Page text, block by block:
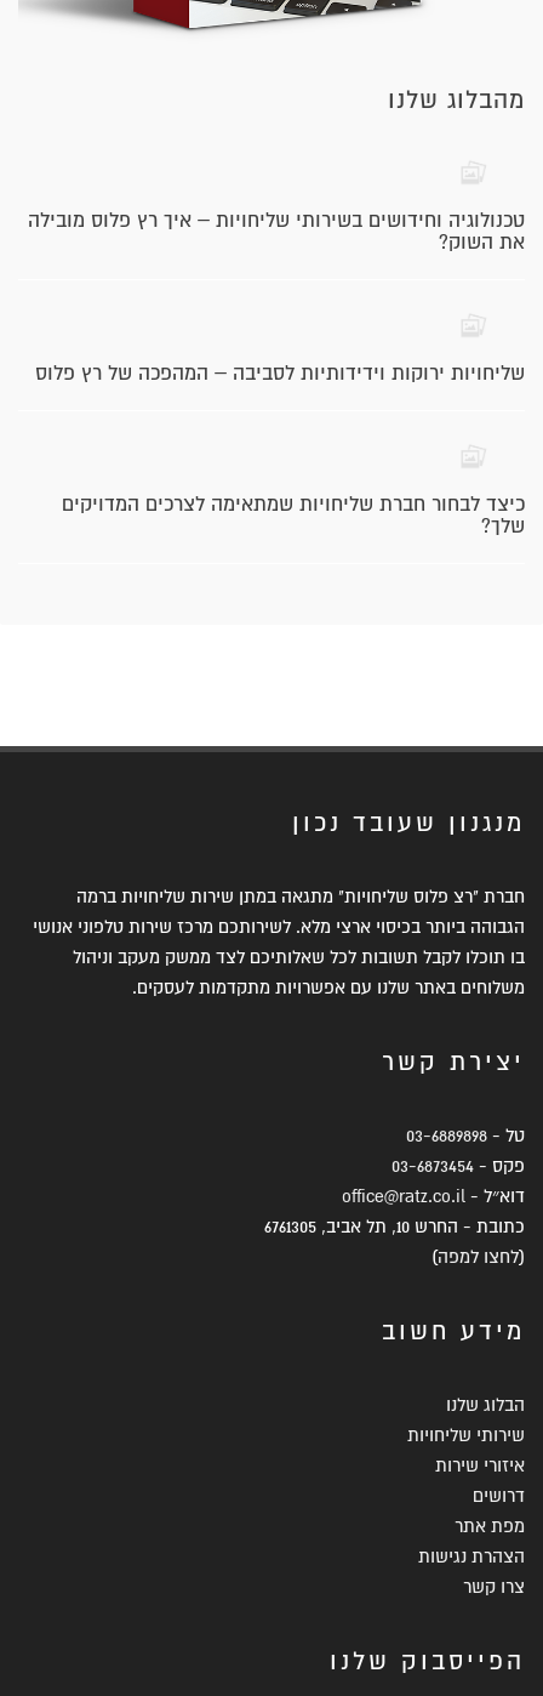
מהבלוג שלנו
טכנולוגיה וחידושים בשירותי שליחויות – איך רץ פלוס מובילה
את השוק?
שליחויות ירוקות וידידותיות לסביבה – המהפכה של רץ פלוס
כיצד לבחור חברת שליחויות שמתאימה לצרכים המדויקים
שלך?
מנגנון שעובד נכון
חברת "רצ פלוס שליחויות" מתגאה במתן שירות שליחויות ברמה
הגבוהה ביותר בכיסוי ארצי מלא. לשירותכם מרכז שירות טלפוני אנושי
בו תוכלו לקבל תשובות לכל שאלותיכם לצד ממשק מעקב וניהול
משלוחים באתר שלנו עם אפשרויות מתקדמות לעסקים.
יצירת קשר
טל - 03-6889898
פקס - 03-6873454
דוא״ל - office@ratz.co.il
כתובת - החרש 10, תל אביב, 6761305
(לחצו למפה)
מידע חשוב
הבלוג שלנו
שירותי שליחויות
איזורי שירות
דרושים
מפת אתר
הצהרת נגישות
צרו קשר
הפייסבוק שלנו